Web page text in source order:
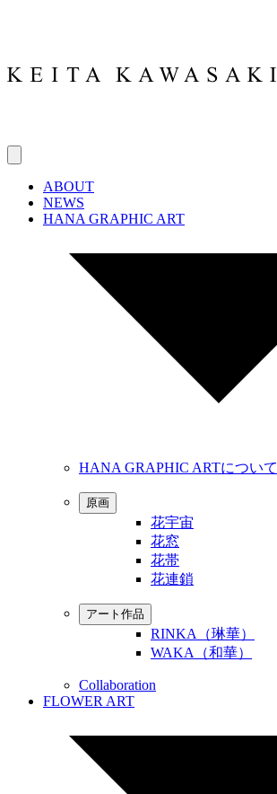
ABOUT
NEWS
HANA GRAPHIC ART
HANA GRAPHIC ARTについて
原画
花宇宙
花窓
花帯
花連鎖
アート作品
RINKA（琳華）
WAKA（和華）
Collaboration
FLOWER ART